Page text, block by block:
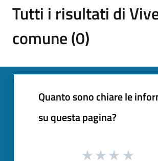
Tutti i risultati di
comune (0)
Quanto sono chiare le
su questa pagina?